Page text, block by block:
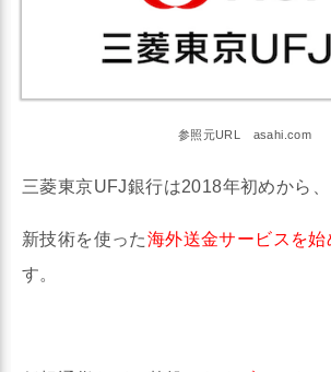
参照元URL asahi.com
三菱東京UFJ銀行は2018年初めから、
新技術を使った海外送金サービスを始
す。